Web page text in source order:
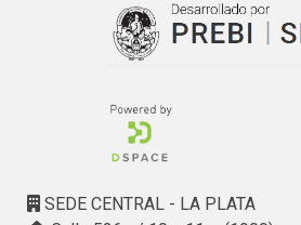
SEDE CENTRAL - LA PLATA